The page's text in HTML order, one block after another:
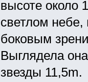
высоте около
светлом небе,
боковым
Выглядела
звезды 11,5m.